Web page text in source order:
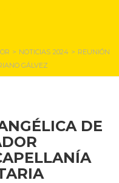
> NOTICIAS 2024 > REUNIÓN
GÁLVEZ
DE